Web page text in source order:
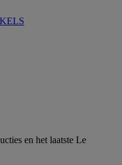
en het laatste Le